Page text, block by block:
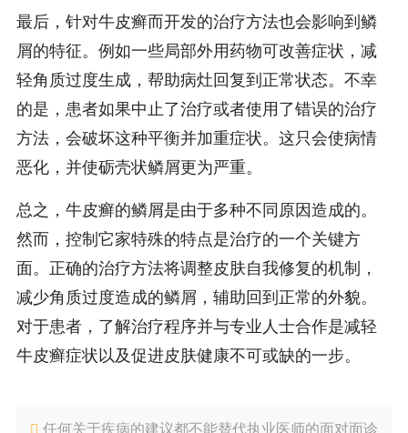
最后，针对牛皮癣而开发的治疗方法也会影响到鳞
屑的特征。例如一些局部外用药物可改善症状，减
轻角质过度生成，帮助病灶回复到正常状态。不幸
的是，患者如果中止了治疗或者使用了错误的治疗
方法，会破坏这种平衡并加重症状。这只会使病情
恶化，并使砺壳状鳞屑更为严重。
总之，牛皮癣的鳞屑是由于多种不同原因造成的。
然而，控制它家特殊的特点是治疗的一个关键方
面。正确的治疗方法将调整皮肤自我修复的机制，
减少角质过度造成的鳞屑，辅助回到正常的外貌。
对于患者，了解治疗程序并与专业人士合作是减轻
牛皮癣症状以及促进皮肤健康不可或缺的一步。
任何关于疾病的建议都不能替代执业医师的面对面诊